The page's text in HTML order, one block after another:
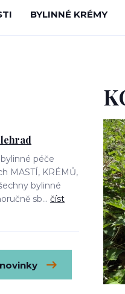
BYLINNÉ KRÉMY
péče
MASTÍ, KRÉMŮ,
bylinné
sb... číst